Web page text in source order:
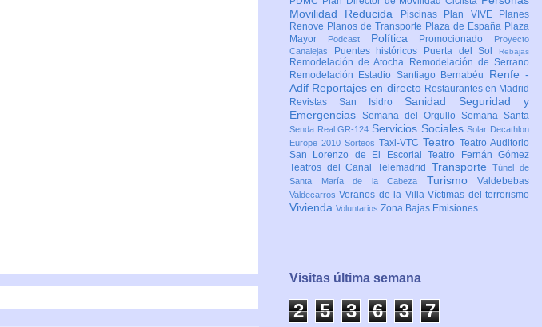
Movilidad Reducida
Piscinas Plan VIVE
Planes
Renove Planos de Transporte Plaza de España Plaza
Mayor
Podcast Política Promocionado
Proyecto
Canalejas
Puentes históricos Puerta del Sol Rebajas
Remodelación de Atocha
Remodelación de Serrano
Remodelación Estadio Santiago Bernabéu Renfe -
Adif Reportajes en directo Restaurantes en Madrid
Revistas San Isidro Sanidad Seguridad y
Emergencias Semana del Orgullo Semana Santa
Senda Real GR-124 Servicios SocialesSolar Decathlon
Europe 2010 Sorteos Taxi-VTC Teatro Teatro Auditorio
San Lorenzo de El EscorialTeatro Fernán Gómez
Teatros del Canal Telemadrid TransporteTúnel de
Santa María de la Cabeza Turismo Valdebebas
ValdecarrosVeranos de la VillaVíctimas del terrorismo
Vivienda Voluntarios Zona Bajas Emisiones
Visitas última semana
2 5 3 6 3 7